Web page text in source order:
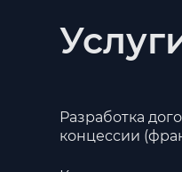
Разработка
концессии